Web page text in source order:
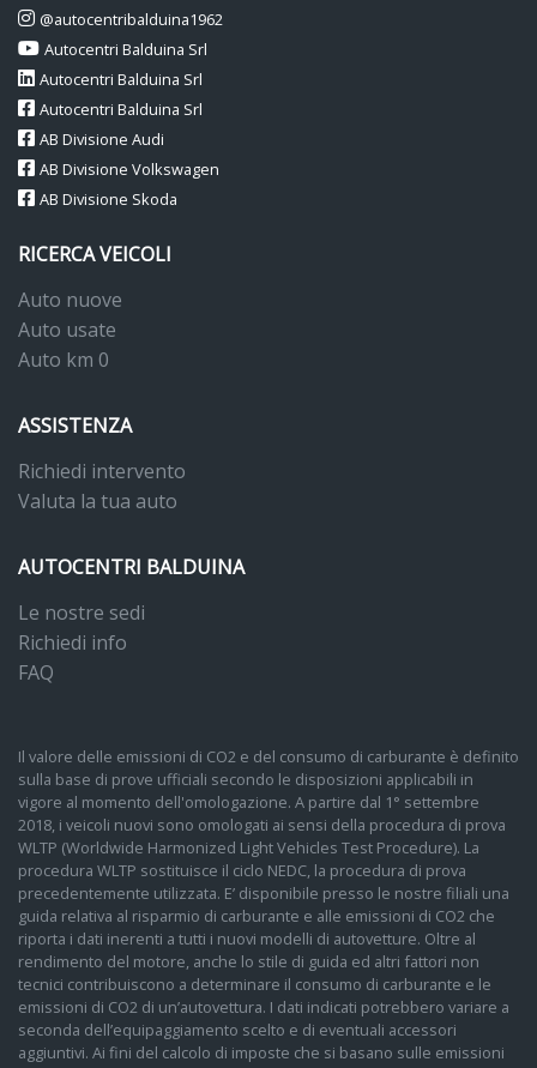
@autocentribalduina1962
Autocentri Balduina Srl
Autocentri Balduina Srl
Autocentri Balduina Srl
AB Divisione Audi
AB Divisione Volkswagen
AB Divisione Skoda
RICERCA VEICOLI
Auto nuove
Auto usate
Auto km 0
ASSISTENZA
Richiedi intervento
Valuta la tua auto
AUTOCENTRI BALDUINA
Le nostre sedi
Richiedi info
FAQ
Il valore delle emissioni di CO2 e del consumo di carburante è definito
sulla base di prove ufficiali secondo le disposizioni applicabili in
vigore al momento dell'omologazione. A partire dal 1° settembre
2018, i veicoli nuovi sono omologati ai sensi della procedura di prova
WLTP (Worldwide Harmonized Light Vehicles Test Procedure). La
procedura WLTP sostituisce il ciclo NEDC, la procedura di prova
precedentemente utilizzata. E’ disponibile presso le nostre filiali una
guida relativa al risparmio di carburante e alle emissioni di CO2 che
riporta i dati inerenti a tutti i nuovi modelli di autovetture. Oltre al
rendimento del motore, anche lo stile di guida ed altri fattori non
tecnici contribuiscono a determinare il consumo di carburante e le
emissioni di CO2 di un’autovettura. I dati indicati potrebbero variare a
seconda dell’equipaggiamento scelto e di eventuali accessori
aggiuntivi. Ai fini del calcolo di imposte che si basano sulle emissioni